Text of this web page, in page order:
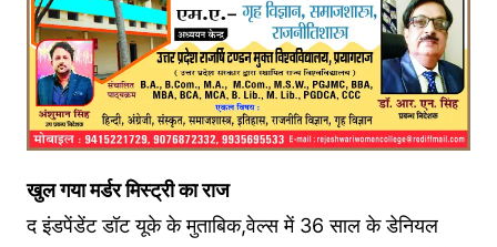
खुल गया मर्डर मिस्ट्री का राज
द इंडपेंडेंट डॉट यूके के मुताबिक,वेल्स में 36 साल के डेनियल